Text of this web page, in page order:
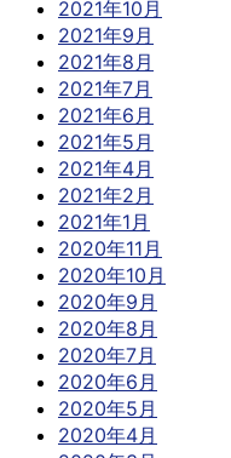
2021年10月
2021年9月
2021年8月
2021年7月
2021年6月
2021年5月
2021年4月
2021年2月
2021年1月
2020年11月
2020年10月
2020年9月
2020年8月
2020年7月
2020年6月
2020年5月
2020年4月